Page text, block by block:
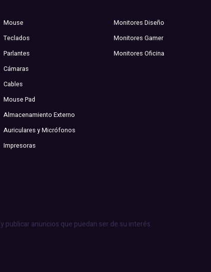
Mouse
Teclados
Parlantes
Cámaras
Cables
Mouse Pad
Almacenamiento Externo
Auriculares y Micrófonos
Impresoras
Monitores Diseño
Monitores Gamer
Monitores Oficina
publicar anuncios que puedan ser de su interés.